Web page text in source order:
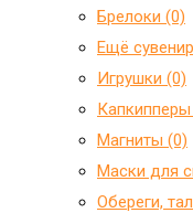
Брелоки (0)
Ещё
Игрушки (0)
Капкипперы
Магниты (0)
Маски для
Обереги,